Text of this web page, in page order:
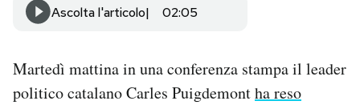
CALENDARIO
AREA PERSONALE
Ascolta l'articolo 02:05
Martedì mattina in una conferenza stampa il leader
politico catalano Carles Puigdemontha reso